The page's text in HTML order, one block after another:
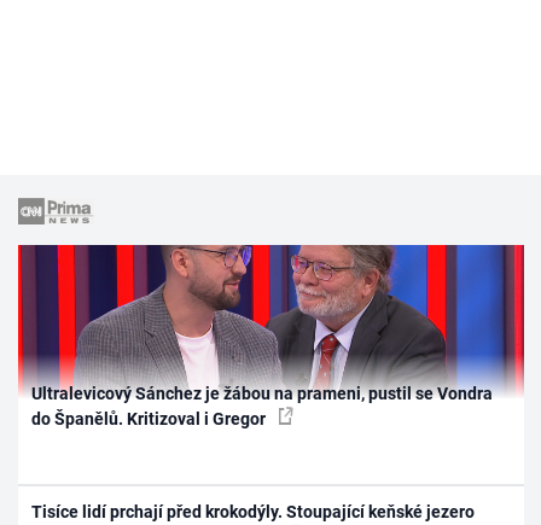
Ultralevicový Sánchez je žábou na prameni, pustil se Vondra
do Španělů. Kritizoval i Gregor
Tisíce lidí prchají před krokodýly. Stoupající keňské jezero